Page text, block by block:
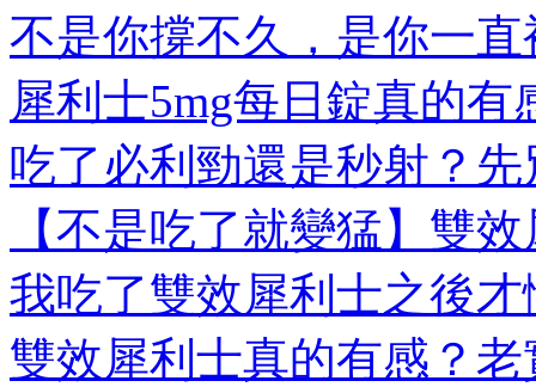
不是你撐不久，是你一
犀利士5mg每日錠真的有
吃了必利勁還是秒射？
【不是吃了就變猛】雙
我吃了雙效犀利士之後
雙效犀利士真的有感？